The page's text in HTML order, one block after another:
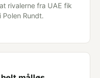
rivalerne fra UAE fik
Rundt.